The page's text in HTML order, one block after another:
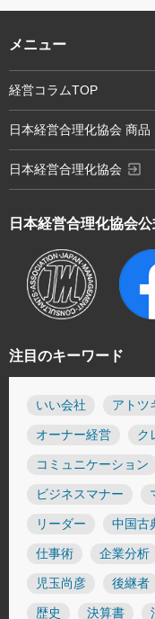
注目のキーワード
いい会社 アトツ
オーナー経営 ク
コミュニケーション
ビジネスマナー
リーダー 中国古
仕事術 企業分析
児玉尚彦 後継者
歴史 決算書
日本経営合理化協会公
メニュー
経営コラムTOP
日本経営合理化協会 商品
日本経営合理化協会 exit_to_app